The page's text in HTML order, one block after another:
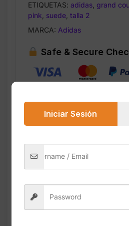
ETIQUETAS: adidas grand
pink suede talla 2
MARCA: Adidas
Safe & Secure
Las adidas Pink Grand
Lace Kids Trainers son
inspiradas en la cultura
Iniciar Sesión